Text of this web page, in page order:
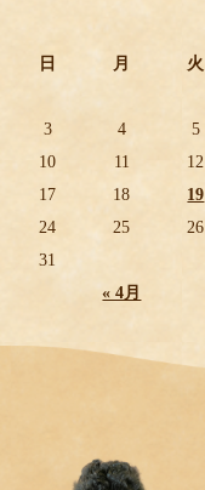
日 月 火
« 4月
3
4 5
10
11 12
17
18 19
24
25 26
31